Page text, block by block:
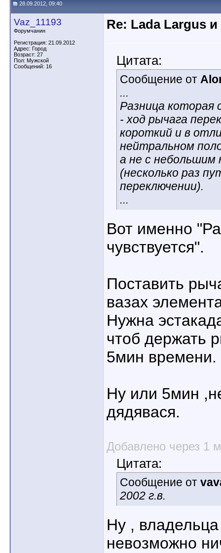
28.09.2012, 09:40
Vaz_11193
Форумчанин
Регистрация: 21.09.2012
Адрес: Город
Возраст: 27
Пол: Мужской
Сообщений: 16
Re: Lada Largus
Цитата:
Сообщение от
...
Разница которая
- ход рычага
короткий и в
нейтральном
а не с небольшим
(несколько раз
переключении).
...
Вот именно
чувствуется".
Поставить
вазах
Нужна
чтоб держать
5мин времени.
Ну или 5мин
дядявася.
Добавлено через 1
Цитата:
Сообщение от
2002 г.в.
Ну ,
невозможно